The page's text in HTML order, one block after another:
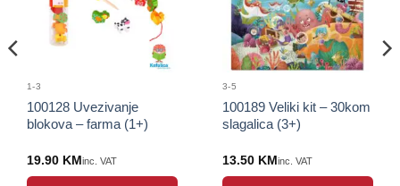
1-3
100128 Uvezivanje
blokova – farma (1+)
19.90 KM inc. VAT
3-5
100189 Veliki kit – 30kom
slagalica (3+)
13.50 KM inc. VAT